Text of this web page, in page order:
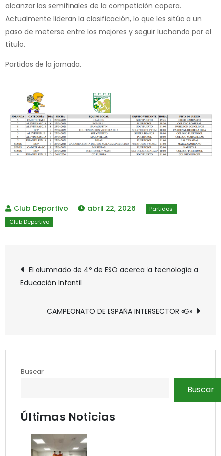
alcanzar las semifinales de la competición copera.
Actualmente lideran la clasificación, lo que les sitúa a un
paso de meterse entre los mejores y seguir luchando por el
título.
Partidos de la jornada.
abril 22, 2026
Navegación
de
entradas
El alumnado de 4º de ESO acerca la tecnología a
Educación Infantil
CAMPEONATO DE ESPAÑA INTERSECTOR «G»
Buscar
Buscar
Últimas Noticias